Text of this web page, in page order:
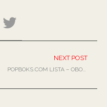
NEXT POST